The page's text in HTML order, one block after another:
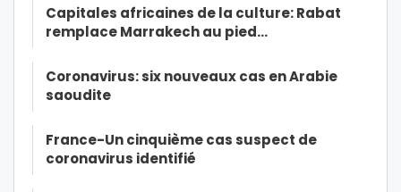
Capitales africaines de la culture: Rabat
remplace Marrakech au pied…
Coronavirus: six nouveaux cas en Arabie
saoudite
France-Un cinquième cas suspect de
coronavirus identifié